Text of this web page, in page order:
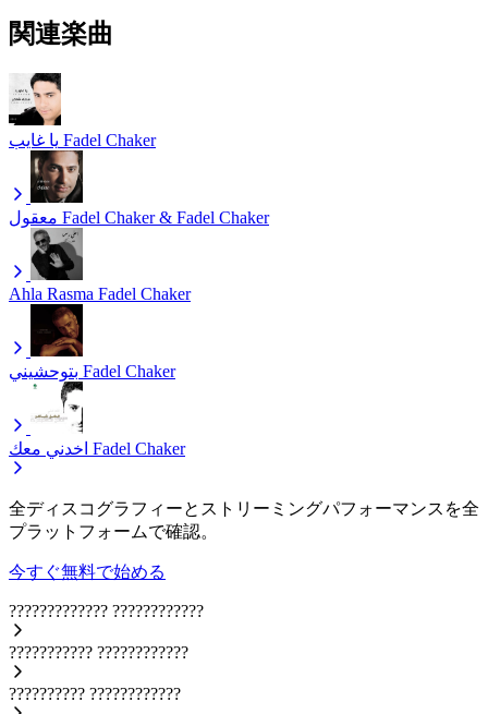
関連楽曲
يا غايب Fadel Chaker
معقول Fadel Chaker & Fadel Chaker
Ahla Rasma Fadel Chaker
بتوحشيني Fadel Chaker
اخدني معك Fadel Chaker
全ディスコグラフィーとストリーミングパフォーマンスを全
プラットフォームで確認。
今すぐ無料で始める
????????????? ????????????
??????????? ????????????
?????????? ????????????